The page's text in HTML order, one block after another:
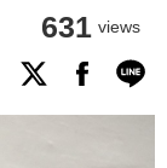
631 views